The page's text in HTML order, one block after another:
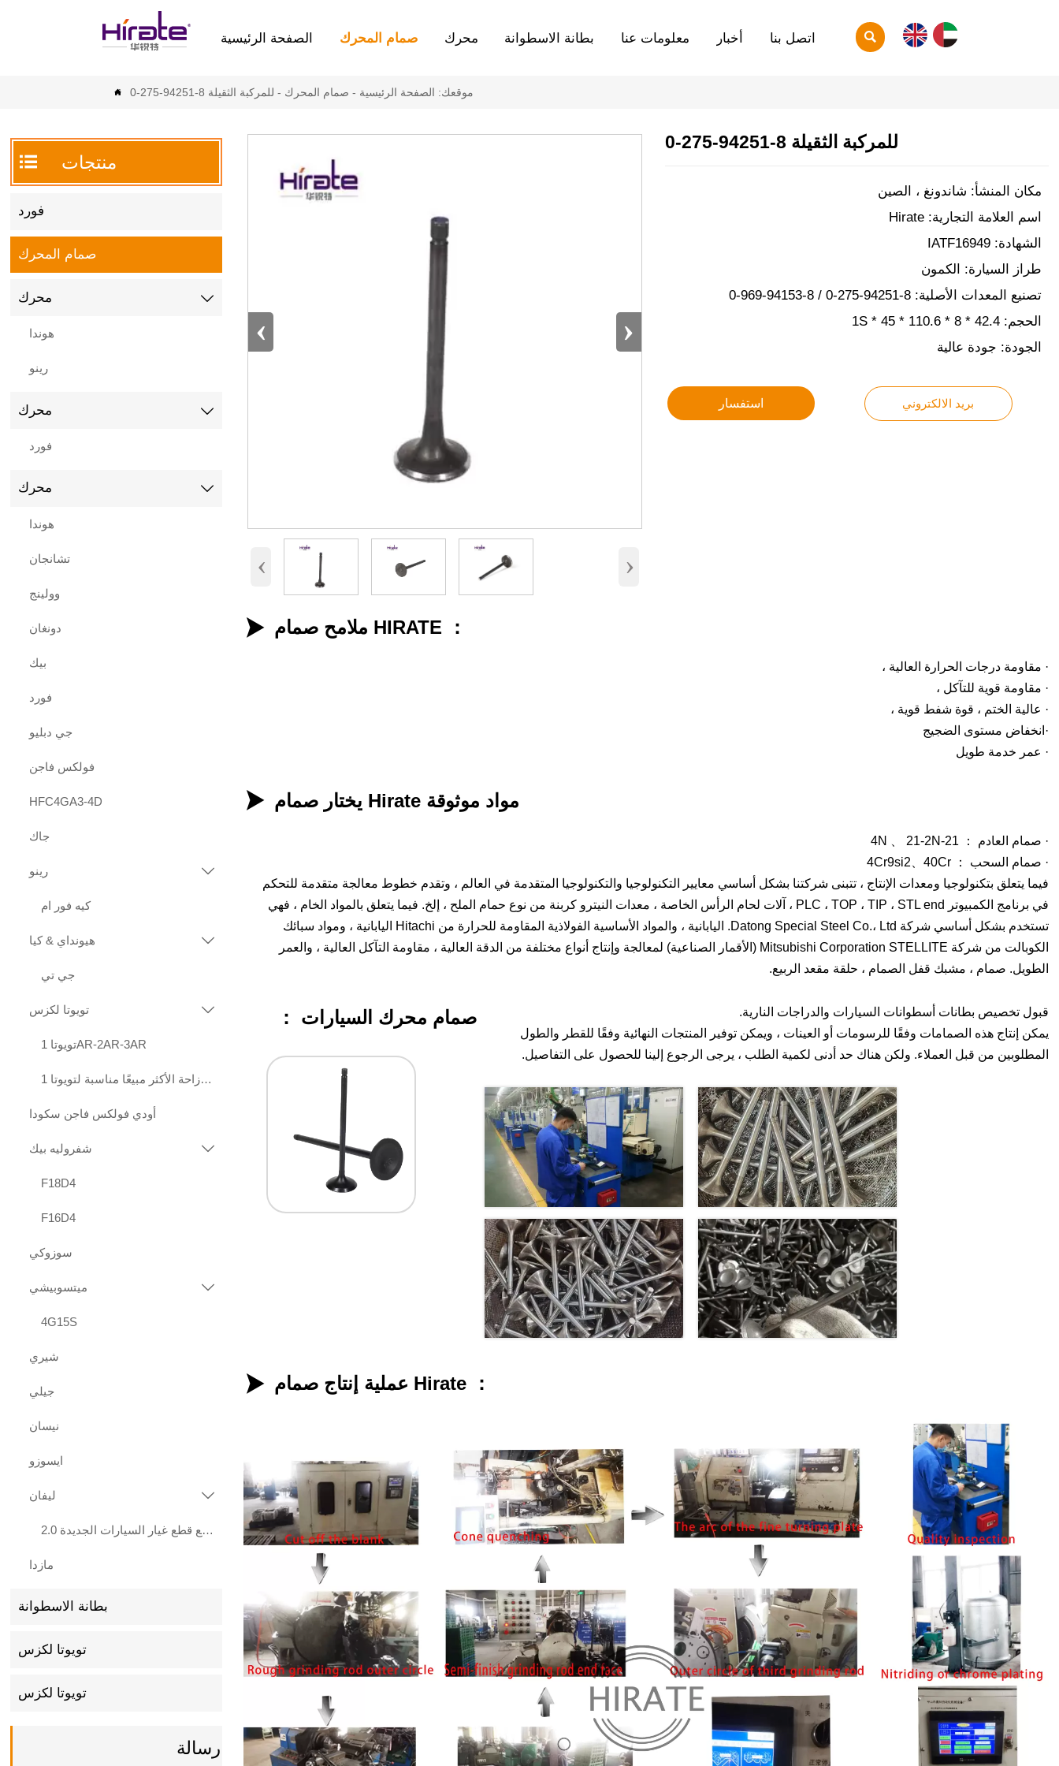
الصفحة الرئيسية صمام المحرك محرك بطانة الاسطوانة معلومات عنا أخبار اتصل بنا 
 موقعك: الصفحة الرئيسية - صمام المحرك - للمركبة الثقيلة 8-94251-275-0
 منتجات
فورد
صمام المحرك
محرك 
هوندا
رينو
محرك 
فورد
محرك 
هوندا
تشانجان
وولينج
دونغان
بيك
فورد
جي دبليو
فولكس فاجن
HFC4GA3-4D
جاك
رينو 
كيه فور ام
هيونداي & كيا 
جي تي
تويوتا لكزس 
تويوتا 1AR-2AR-3AR
محركات عالية الجودة قياسية الإزاحة الأكثر مبيعًا مناسبة لتويوتا 1KD 2KD
أودي فولكس فاجن سكودا
شفروليه بيك 
F18D4
F16D4
سوزوكي
ميتسوبيشي 
4G15S
شيري
جيلي
نيسان
ايسوزو
ليفان 
هيرات بيع قطع غيار السيارات الجديدة 2.0L LF483Q محرك ليفان X70 Xuanlang 2017
مازدا
بطانة الاسطوانة
تويوتا لكزس
تويوتا لكزس
رسالة
‹ ›
‹ ›
للمركبة الثقيلة 8-94251-275-0
مكان المنشأ: شاندونغ ، الصين
اسم العلامة التجارية: Hirate
الشهادة: IATF16949
طراز السيارة: الكمون
تصنيع المعدات الأصلية: 8-94251-275-0 / 8-94153-969-0
الحجم: 42.4 * 8 * 110.6 * 45 * 1S
الجودة: جودة عالية
استفسار بريد الالكتروني
 ملامح صمام HIRATE ：
· مقاومة درجات الحرارة العالية ،
· مقاومة قوية للتآكل ،
· عالية الختم ، قوة شفط قوية ،
·انخفاض مستوى الضجيج
· عمر خدمة طويل
 يختار صمام Hirate مواد موثوقة
· صمام العادم ： 21-4N 、 21-2N
· صمام السحب ： 4Cr9si2、40Cr
فيما يتعلق بتكنولوجيا ومعدات الإنتاج ، تتبنى شركتنا بشكل أساسي معايير التكنولوجيا والتكنولوجيا المتقدمة في العالم ، وتقدم خطوط معالجة متقدمة للتحكم
في برنامج الكمبيوتر PLC ، TOP ، TIP ، STL end ، آلات لحام الرأس الخاصة ، معدات النيترو كربنة من نوع حمام الملح ، إلخ. فيما يتعلق بالمواد الخام ، فهي
تستخدم بشكل أساسي شركة Datong Special Steel Co.، Ltd. اليابانية ، والمواد الأساسية الفولاذية المقاومة للحرارة من Hitachi اليابانية ، ومواد سبائك
الكوبالت من شركة Mitsubishi Corporation STELLITE (الأقمار الصناعية) لمعالجة وإنتاج أنواع مختلفة من الدقة العالية ، مقاومة التآكل العالية ، والعمر
الطويل. صمام ، مشبك قفل الصمام ، حلقة مقعد الربيع.
صمام محرك السيارات ：
قبول تخصيص بطانات أسطوانات السيارات والدراجات النارية.
يمكن إنتاج هذه الصمامات وفقًا للرسومات أو العينات ، ويمكن توفير المنتجات النهائية وفقًا للقطر والطول
المطلوبين من قبل العملاء. ولكن هناك حد أدنى لكمية الطلب ، يرجى الرجوع إلينا للحصول على التفاصيل.
 عملية إنتاج صمام Hirate ：